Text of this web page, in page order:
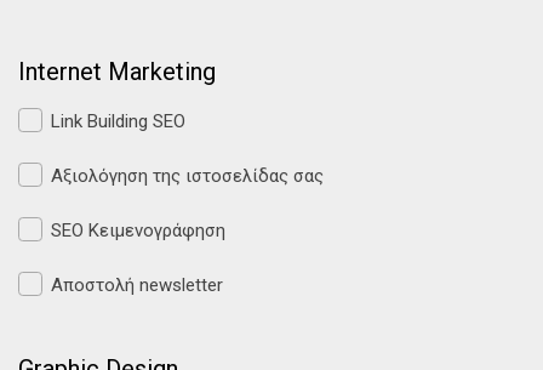
Internet Marketing
Link Building SEO
Αξιολόγηση της ιστοσελίδας σας
SEO Κειμενογράφηση
Αποστολή newsletter